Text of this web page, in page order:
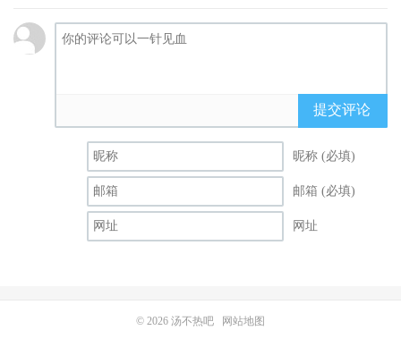
提交评论
昵称 (必填)
邮箱 (必填)
网址
© 2026 汤不热吧 网站地图